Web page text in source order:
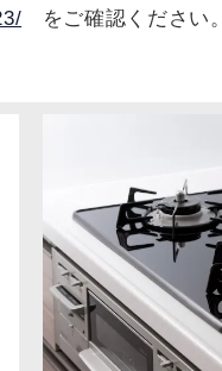
をご確認ください。